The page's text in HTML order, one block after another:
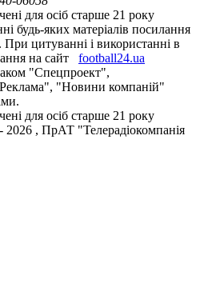
для осіб старше 21 року
будь-яких матеріалів посилання
цитуванні і використанні в
на сайт
football24.ua
"Спецпроект",
"Новини компаній"
для осіб старше 21 року
2026 , ПрАТ "Телерадіокомпанія